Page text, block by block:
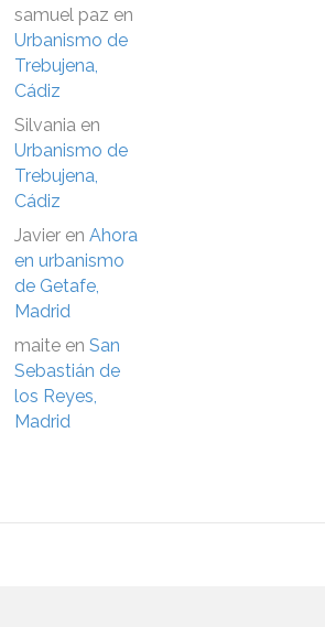
samuel paz en
Urbanismo de
Trebujena,
Cádiz
Silvania en
Urbanismo de
Trebujena,
Cádiz
Javier en Ahora
en urbanismo
de Getafe,
Madrid
maite en San
Sebastián de
los Reyes,
Madrid